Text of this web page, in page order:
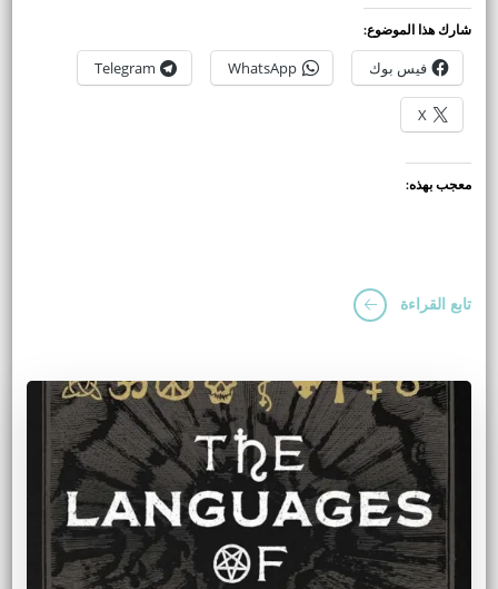
شارك هذا الموضوع:
فيس بوك WhatsApp
Telegram
X
معجب بهذه:
تابع القراءة